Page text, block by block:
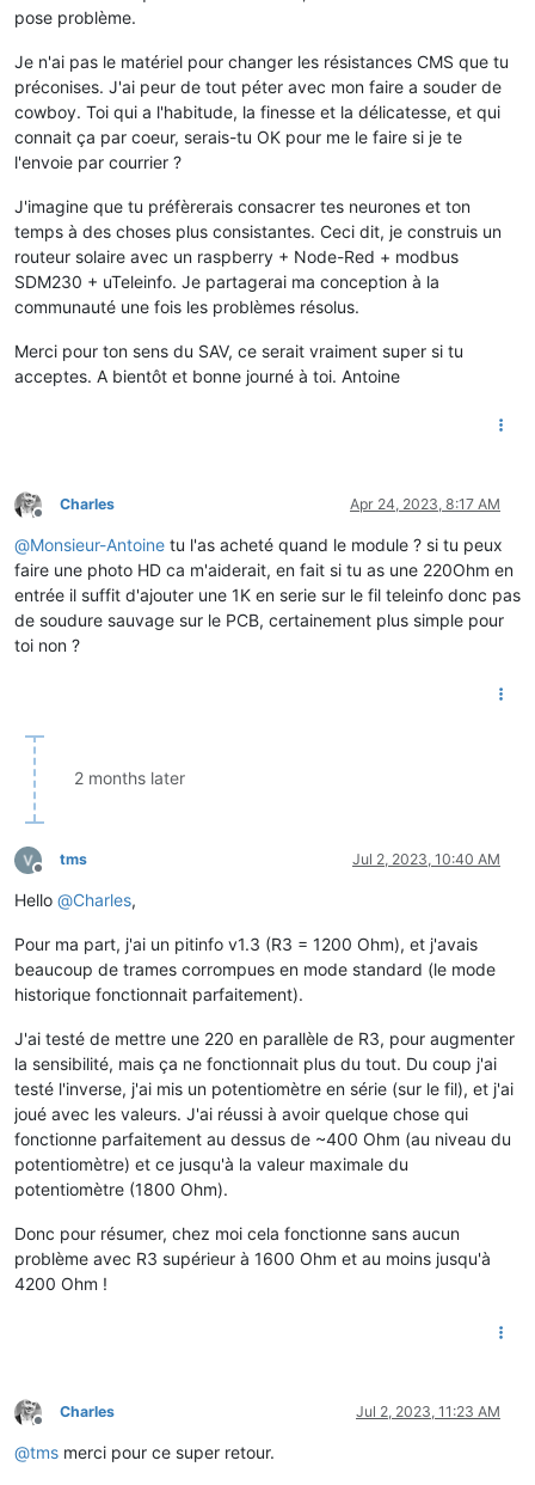
pose problème.
Je n'ai pas le matériel pour changer les résistances CMS que tu
préconises. J'ai peur de tout péter avec mon faire a souder de
cowboy. Toi qui a l'habitude, la finesse et la délicatesse, et qui
connait ça par coeur, serais-tu OK pour me le faire si je te
l'envoie par courrier ?
J'imagine que tu préfèrerais consacrer tes neurones et ton
temps à des choses plus consistantes. Ceci dit, je construis un
routeur solaire avec un raspberry + Node-Red + modbus
SDM230 + uTeleinfo. Je partagerai ma conception à la
communauté une fois les problèmes résolus.
Merci pour ton sens du SAV, ce serait vraiment super si tu
acceptes. A bientôt et bonne journé à toi. Antoine
Offline
Charles Apr 24, 2023, 8:17 AM
@Monsieur-Antoine tu l'as acheté quand le module ? si tu peux
faire une photo HD ca m'aiderait, en fait si tu as une 220Ohm en
entrée il suffit d'ajouter une 1K en serie sur le fil teleinfo donc pas
de soudure sauvage sur le PCB, certainement plus simple pour
toi non ?
2 months later
Offline
tms Jul 2, 2023, 10:40 AM
Hello @Charles,
Pour ma part, j'ai un pitinfo v1.3 (R3 = 1200 Ohm), et j'avais
beaucoup de trames corrompues en mode standard (le mode
historique fonctionnait parfaitement).
J'ai testé de mettre une 220 en parallèle de R3, pour augmenter
la sensibilité, mais ça ne fonctionnait plus du tout. Du coup j'ai
testé l'inverse, j'ai mis un potentiomètre en série (sur le fil), et j'ai
joué avec les valeurs. J'ai réussi à avoir quelque chose qui
fonctionne parfaitement au dessus de ~400 Ohm (au niveau du
potentiomètre) et ce jusqu'à la valeur maximale du
potentiomètre (1800 Ohm).
Donc pour résumer, chez moi cela fonctionne sans aucun
problème avec R3 supérieur à 1600 Ohm et au moins jusqu'à
4200 Ohm !
Offline
Charles Jul 2, 2023, 11:23 AM
@tms merci pour ce super retour.